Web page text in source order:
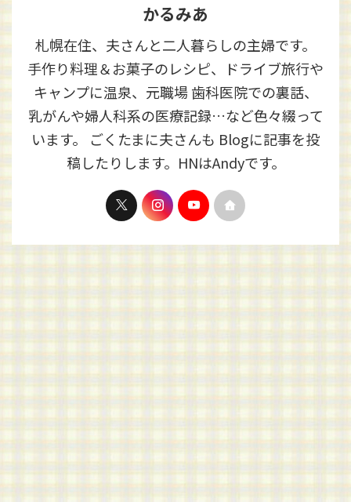
かるみあ
札幌在住、夫さんと二人暮らしの主婦です。
手作り料理＆お菓子のレシピ、ドライブ旅行や
キャンプに温泉、元職場 歯科医院での裏話、
乳がんや婦人科系の医療記録…など色々綴って
います。 ごくたまに夫さんも Blogに記事を投
稿したりします。HNはAndyです。